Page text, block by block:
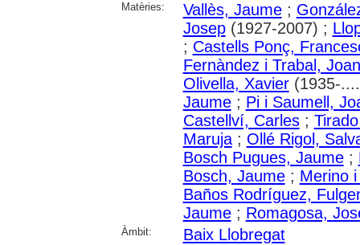
Matèries: Vallès, Jaume;
Josep(1927-2007) ;
; Castells Ponç,
Fernàndez i Trabal, Joan
Olivella, Xavier(1935-
Jaume; Pi i Saumell,
Castellví, Carles;
Maruja; Ollé Rigol,
Bosch Pugues, Jaume;
Bosch, Jaume; Merino
Baños Rodríguez,
Jaume; Romagosa,
Àmbit: Baix Llobregat